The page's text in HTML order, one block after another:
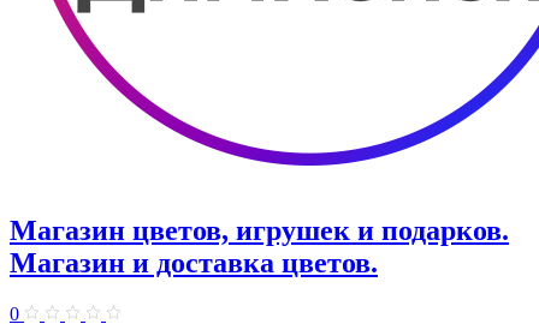
Магазин цветов, игрушек и подарков.
Магазин и доставка цветов.
0